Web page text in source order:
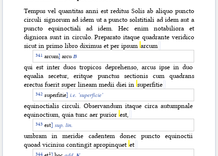
Tempus vel quantitas anni est reditus Solis ab aliquo puncto
circuli signorum ad idem ut a puncto solstitiali ad idem aut a
puncto equinoctiali ad idem. Hec enim notabiliora et
digniora sunt in circulo. Preparato itaque quadrante veridico
sicut in primo libro diximus et per ipsum arcum
arcum] arcuB
qui est inter duos tropicos deprehenso, arcus ipse in duo
equalia secetur, eritque punctus sectionis cum quadrans
erectus fuerit super lineam medii diei in superfitie
superfitie] i.e. ‘superficie’
equinoctialis circuli. Observandum itaque circa autumpnale
equinoctium, quia tunc aer purior est,
est] sup. lin.
umbram in meridie cadentem donec puncto equinoctii
quoad vicinius contingit apropinquet et
‌1